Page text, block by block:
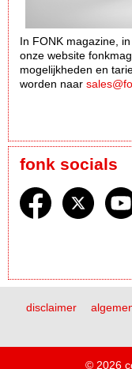
In FONK magazine,
onze website
mogelijkheden en
worden naar
fonk socials
disclaimer
© 2026